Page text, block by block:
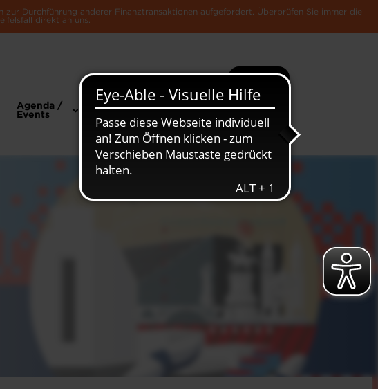
Durchführung anderer Finanztransaktionen aufgefordert. Überprüfen Sie immer die
direkt an uns.
Suche Mehr
Agenda /
Events
News &
Die Luxemburger